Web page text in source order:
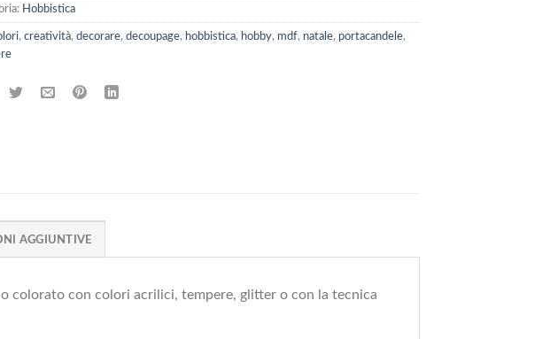
Hobbistica
, creatività, decorare, decoupage, hobbistica, hobby, mdf, natale, portacandele,
AGGIUNTIVE
colorato con colori acrilici, tempere, glitter o con la tecnica